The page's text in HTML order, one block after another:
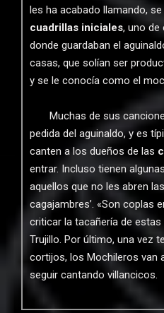
les ha acabado llamando,
cuadrillas iniciales, uno de
donde guardaban el
casas, que solían ser
y se le conocía como el
Muchas de sus
pedida del aguinaldo, y es
canten a los dueños de las
entrar. Incluso tienen
aquellos que no les abren
cagajambres’. «Son coplas
criticar la tacañería de
Trujillo. Por último, una vez
cortijos, los Mochileros van
seguir cantando villancicos.